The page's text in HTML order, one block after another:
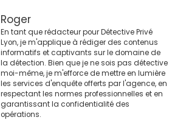
Roger
En tant que rédacteur pour Détective Privé
Lyon, je m'applique à rédiger des contenus
informatifs et captivants sur le domaine de
la détection. Bien que je ne sois pas détective
moi-même, je m'efforce de mettre en lumière
les services d'enquête offerts par l'agence, en
respectant les normes professionnelles et en
garantissant la confidentialité des
opérations.